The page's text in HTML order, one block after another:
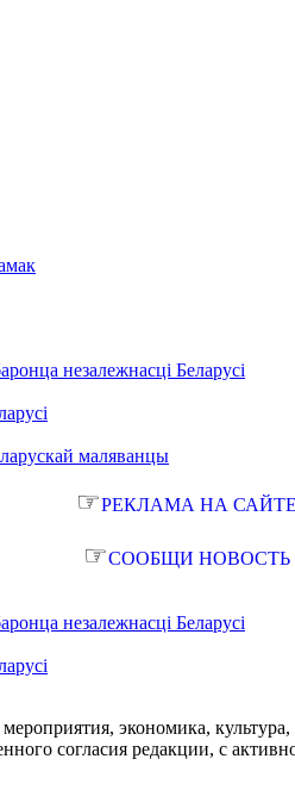
незалежнасці Беларусі
маляванцы
☞РЕКЛАМА НА САЙТЕ
☞СООБЩИ НОВОСТЬ
незалежнасці Беларусі
экономика,
согласия редакции, с